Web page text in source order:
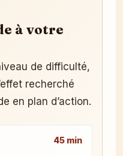
à votre
de difficulté,
recherché
en plan d’action.
45 min